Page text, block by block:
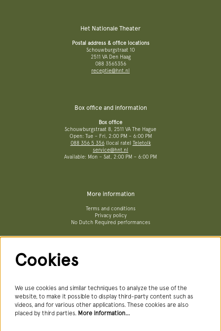
Het Nationale Theater
Postal address & office locations
Schouwburgstraat 10
2511 VA Den Haag
088 3565356
receptie@hnt.nl
Box office and information
Box office
Schouwburgstraat 8, 2511 VA The Hague
Open: Tue – Fri, 2:00 PM – 6:00 PM
088 356 5 356(local rate) Teletolk
service@hnt.nl
Available: Mon – Sat, 2:00 PM – 6:00 PM
More information
Terms and conditions
Privacy policy
No Dutch Required performances
Newsletter
Cookies
We use cookies and similar techniques to analyze the use of the
website, to make it possible to display third-party content such as
videos, and for various other applications. These cookies are also
placed by third parties. More information…